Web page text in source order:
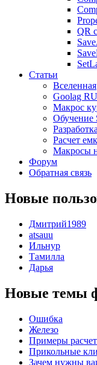
QR
Статьи
Вселенная
Goolag RU
Макрос
Обучение
Расчет
Макросы
Форум
Обратная связь
Новые
Дмитрий1989
atsauu
Ильнур
Тамилла
Дарья
Новые темы
Ошибка
Железо
Примеры
Прикольные
Зачем нужны